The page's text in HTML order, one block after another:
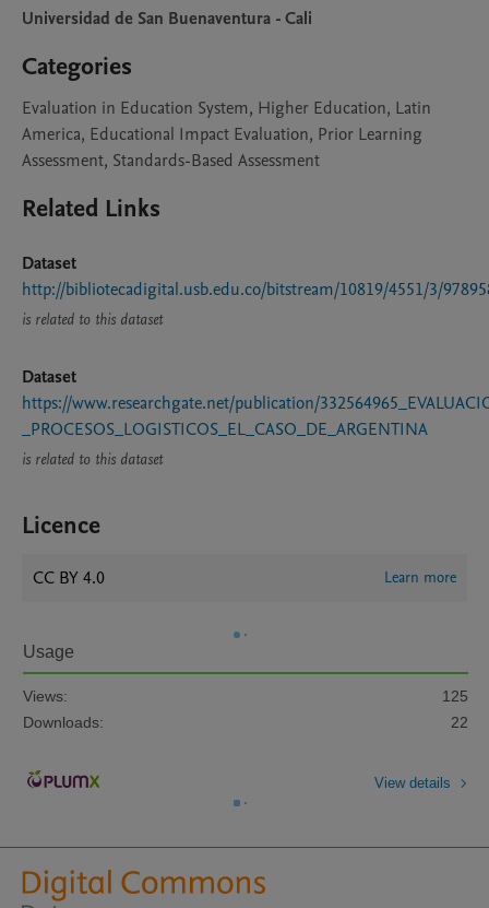
Universidad de San Buenaventura - Cali
Categories
Evaluation in Education System, Higher Education, Latin
America, Educational Impact Evaluation, Prior Learning
Assessment, Standards-Based Assessment
Related Links
Dataset
http://bibliotecadigital.usb.edu.co/bitstream/10819/4551/3/
is related to this dataset
Dataset
https://www.researchgate.net/publication/
_PROCESOS_LOGISTICOS_EL_CASO_DE_ARGENTINA
is related to this dataset
Licence
CC BY 4.0 Learn more
Usage
Views:
125
Downloads:
22
View details